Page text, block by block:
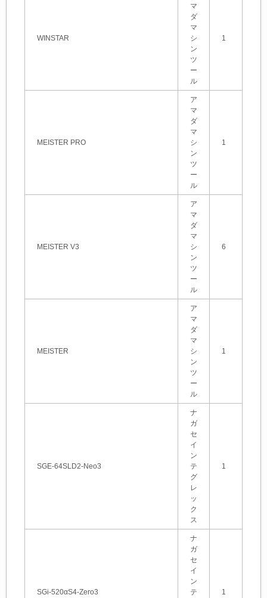
WINSTAR
マ
ダ
マ
シ
ン
ツ
ー
ル
1
MEISTER PRO
ア
マ
ダ
マ
シ
ン
ツ
ー
ル
1
MEISTER V3
ア
マ
ダ
マ
シ
ン
ツ
ー
ル
6
MEISTER
ア
マ
ダ
マ
シ
ン
ツ
ー
ル
1
SGE-64SLD2-Neo3
ナ
ガ
セ
イ
ン
テ
グ
レ
ッ
ク
ス
1
SGi-520αS4-Zero3
ナ
ガ
セ
イ
ン
テ
1